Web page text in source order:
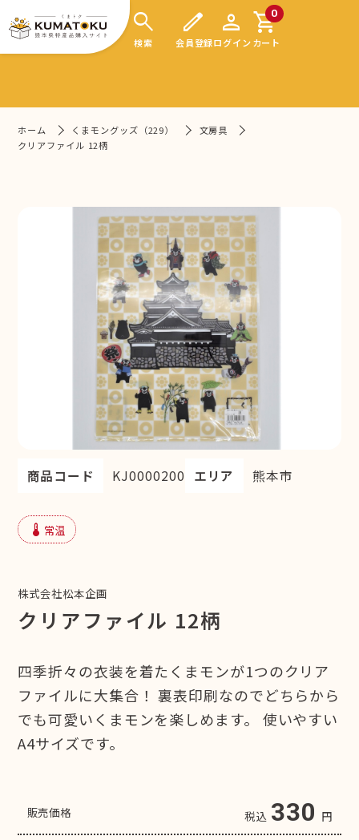
search
検索
edit
会員登録
person
ログイン
0
shopping_cart
カート
ホーム くまモングッズ（229）
文房具
クリアファイル 12柄
商品コード KJ0000200 エリア 熊本市
device_thermostat 常温
株式会社松本企画
クリアファイル 12柄
四季折々の衣装を着たくまモンが1つのクリア
ファイルに大集合！ 裏表印刷なのでどちらから
でも可愛いくまモンを楽しめます。 使いやすい
A4サイズです。
販売価格 税込 330 円